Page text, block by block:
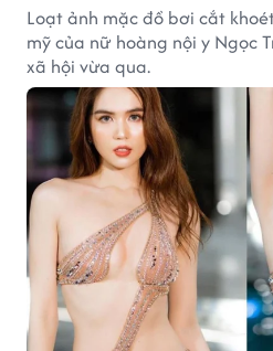
Loạt ảnh mặc đồ bơi cắt
mỹ của nữ hoàng nội y Ngọc
xã hội vừa qua.